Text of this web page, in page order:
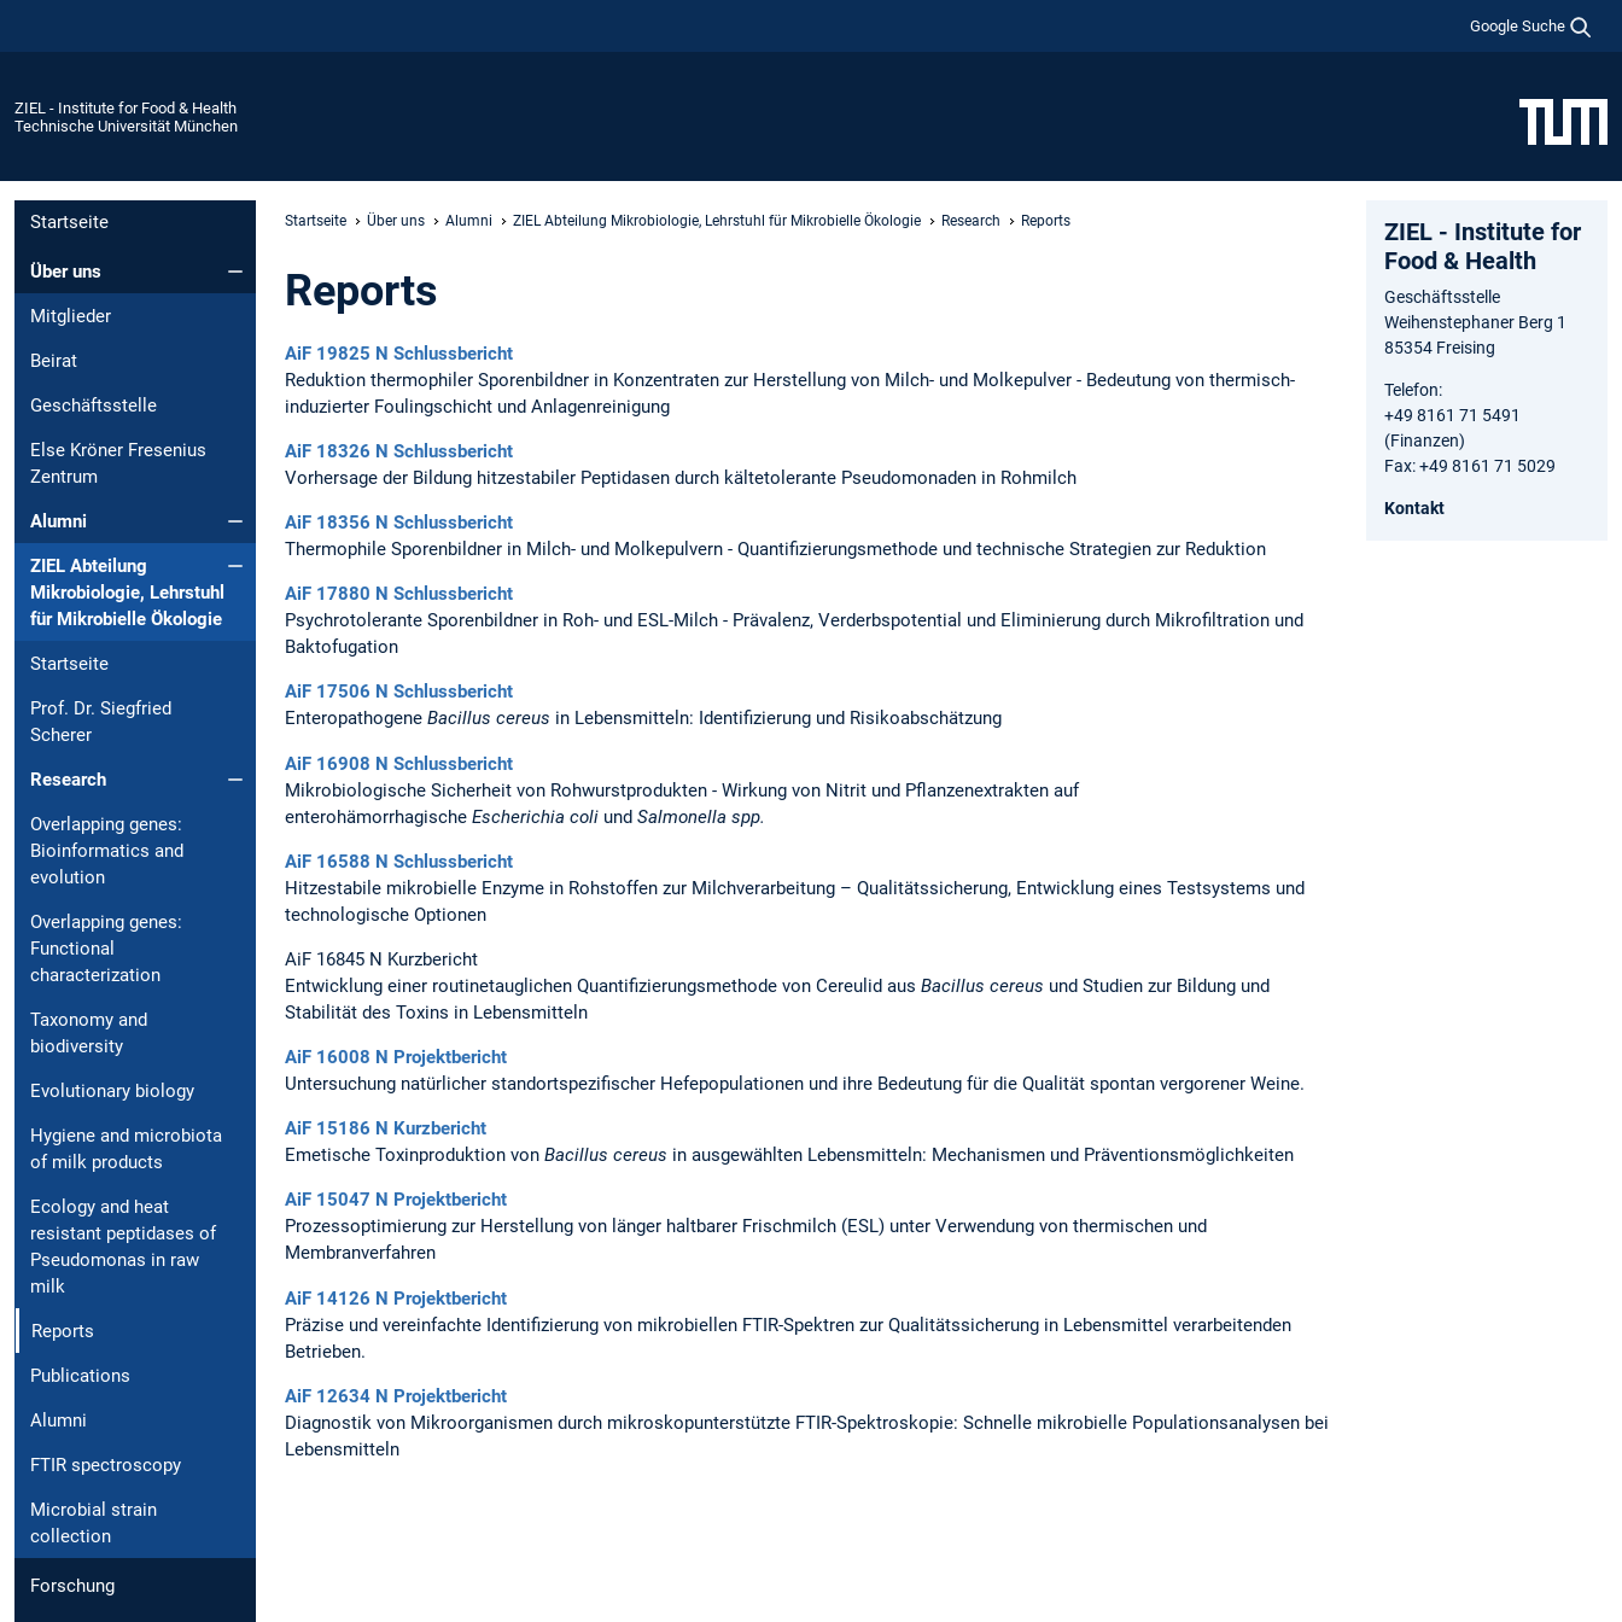
Google Suche
ZIEL - Institute for Food & Health
Technische Universität München
Startseite
Über uns
Mitglieder
Beirat
Geschäftsstelle
Else Kröner Fresenius
Zentrum
Alumni
ZIEL Abteilung
Mikrobiologie, Lehrstuhl
für Mikrobielle Ökologie
Startseite
Prof. Dr. Siegfried
Scherer
Research
Overlapping genes:
Bioinformatics and
evolution
Overlapping genes:
Functional
characterization
Taxonomy and
biodiversity
Evolutionary biology
Hygiene and microbiota
of milk products
Ecology and heat
resistant peptidases of
Pseudomonas in raw
milk
Reports
Publications
Alumni
FTIR spectroscopy
Microbial strain
collection
Forschung
Startseite Über uns Alumni ZIEL Abteilung Mikrobiologie, Lehrstuhl für Mikrobielle Ökologie Research Reports
Reports
AiF 19825 N Schlussbericht
Reduktion thermophiler Sporenbildner in Konzentraten zur Herstellung von Milch- und Molkepulver - Bedeutung von thermisch-
induzierter Foulingschicht und Anlagenreinigung
AiF 18326 N Schlussbericht
Vorhersage der Bildung hitzestabiler Peptidasen durch kältetolerante Pseudomonaden in Rohmilch
AiF 18356 N Schlussbericht
Thermophile Sporenbildner in Milch- und Molkepulvern - Quantifizierungsmethode und technische Strategien zur Reduktion
AiF 17880 N Schlussbericht
Psychrotolerante Sporenbildner in Roh- und ESL-Milch - Prävalenz, Verderbspotential und Eliminierung durch Mikrofiltration und
Baktofugation
AiF 17506 N Schlussbericht
Enteropathogene Bacillus cereus in Lebensmitteln: Identifizierung und Risikoabschätzung
AiF 16908 N Schlussbericht
Mikrobiologische Sicherheit von Rohwurstprodukten - Wirkung von Nitrit und Pflanzenextrakten auf
enterohämorrhagische Escherichia coli und Salmonella spp.
AiF 16588 N Schlussbericht
Hitzestabile mikrobielle Enzyme in Rohstoffen zur Milchverarbeitung – Qualitätssicherung, Entwicklung eines Testsystems und
technologische Optionen
AiF 16845 N Kurzbericht
Entwicklung einer routinetauglichen Quantifizierungsmethode von Cereulid aus Bacillus cereus und Studien zur Bildung und
Stabilität des Toxins in Lebensmitteln
AiF 16008 N Projektbericht
Untersuchung natürlicher standortspezifischer Hefepopulationen und ihre Bedeutung für die Qualität spontan vergorener Weine.
AiF 15186 N Kurzbericht
Emetische Toxinproduktion von Bacillus cereus in ausgewählten Lebensmitteln: Mechanismen und Präventionsmöglichkeiten
AiF 15047 N Projektbericht
Prozessoptimierung zur Herstellung von länger haltbarer Frischmilch (ESL) unter Verwendung von thermischen und
Membranverfahren
AiF 14126 N Projektbericht
Präzise und vereinfachte Identifizierung von mikrobiellen FTIR-Spektren zur Qualitätssicherung in Lebensmittel verarbeitenden
Betrieben.
AiF 12634 N Projektbericht
Diagnostik von Mikroorganismen durch mikroskopunterstützte FTIR-Spektroskopie: Schnelle mikrobielle Populationsanalysen bei
Lebensmitteln
ZIEL - Institute for
Food & Health
Geschäftsstelle
Weihenstephaner Berg 1
85354 Freising
Telefon:
+49 8161 71 5491
(Finanzen)
Fax: +49 8161 71 5029
Kontakt